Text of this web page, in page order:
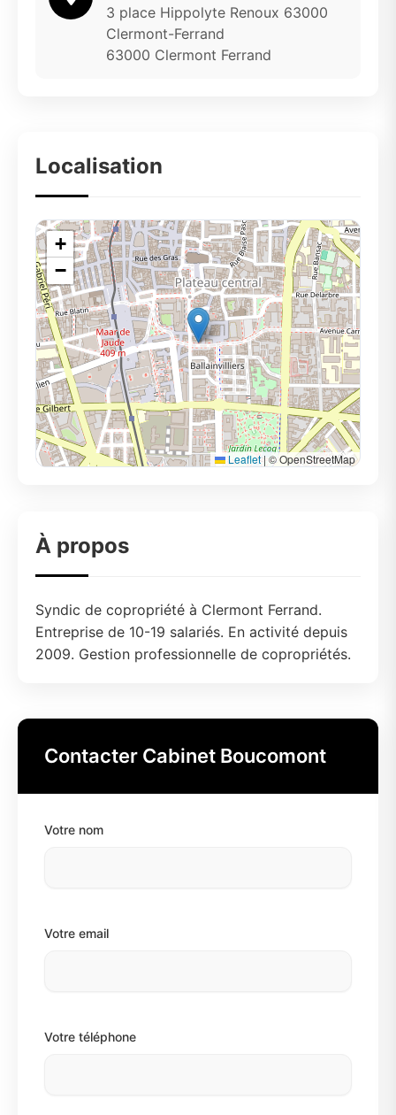
3 place Hippolyte Renoux 63000
Clermont-Ferrand
63000 Clermont Ferrand
Localisation
+
−
Leaflet | © OpenStreetMap
À propos
Syndic de copropriété à Clermont Ferrand.
Entreprise de 10-19 salariés. En activité depuis
2009. Gestion professionnelle de copropriétés.
Contacter Cabinet Boucomont
Votre nom
Votre email
Votre téléphone